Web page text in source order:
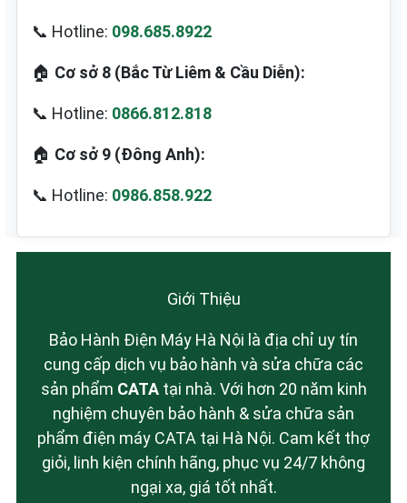
📞 Hotline: 098.685.8922
🏠 Cơ sở 8 (Bắc Từ Liêm & Cầu Diễn):
📞 Hotline: 0866.812.818
🏠 Cơ sở 9 (Đông Anh):
📞 Hotline: 0986.858.922
Giới Thiệu
Bảo Hành Điện Máy Hà Nội là địa chỉ uy tín
cung cấp dịch vụ bảo hành và sửa chữa các
sản phẩm CATAtại nhà. Với hơn 20 năm kinh
nghiệm chuyên bảo hành & sửa chữa sản
phẩm điện máy CATA tại Hà Nội. Cam kết thợ
giỏi, linh kiện chính hãng, phục vụ 24/7 không
ngại xa, giá tốt nhất.